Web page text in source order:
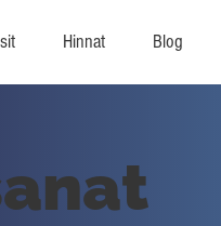
Hinnat Blog